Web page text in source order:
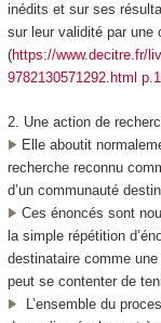
inédits et sur ses
sur leur validité par une
(https://www.decitre.fr/
9782130571292.html
2. Une action de
Elle aboutit
recherche reconnu
d’un communauté
Ces énoncés sont
la simple répétition
destinataire comme
peut se contenter de
L’ensemble du